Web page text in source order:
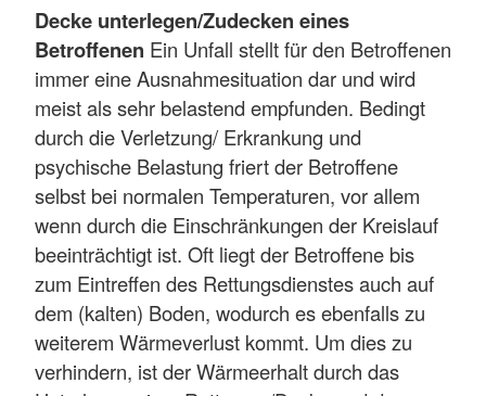
Decke unterlegen/Zudecken eines
Betroffenen Ein Unfall stellt für den Betroffenen
immer eine Ausnahmesituation dar und wird
meist als sehr belastend empfunden. Bedingt
durch die Verletzung/ Erkrankung und
psychische Belastung friert der Betroffene
selbst bei normalen Temperaturen, vor allem
wenn durch die Einschränkungen der Kreislauf
beeinträchtigt ist. Oft liegt der Betroffene bis
zum Eintreffen des Rettungsdienstes auch auf
dem (kalten) Boden, wodurch es ebenfalls zu
weiterem Wärmeverlust kommt. Um dies zu
verhindern, ist der Wärmeerhalt durch das